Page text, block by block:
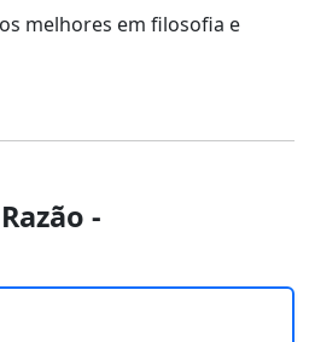
melhores em filosofia e
-